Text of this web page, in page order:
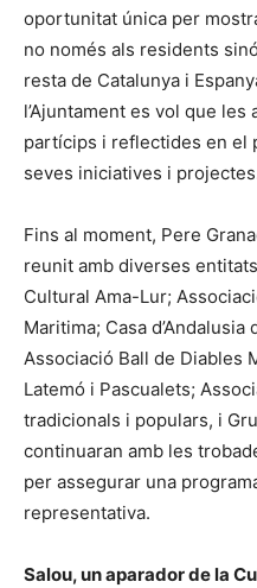
oportunitat única per
no només als residents
resta de Catalunya i
l’Ajuntament es vol que
partícips i reflectides en el
seves iniciatives i
Fins al moment, Pere
reunit amb diverses
Cultural Ama-Lur;
Maritima; Casa
Associació Ball de Diables
Latemó i Pascualets;
tradicionals i populars, i
continuaran amb les
per assegurar una
representativa.
Salou, un aparador de la